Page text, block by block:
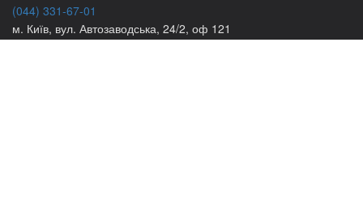
(044) 331-67-01
м. Київ, вул. Автозаводська, 24/2, оф 121